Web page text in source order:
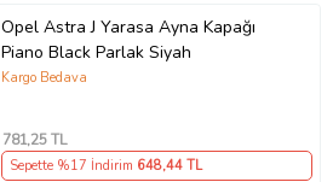
Opel Astra J Yarasa Ayna Kapağı
Piano Black Parlak Siyah
Kargo Bedava
781,25 TL
Sepette %17 İndirim 648,44 TL